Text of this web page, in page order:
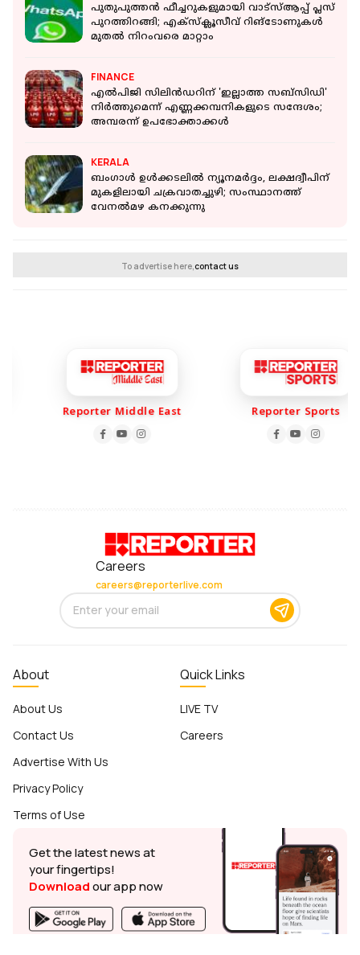
പുതുപുത്തൻ ഫീച്ചറുകളുമായി വാട്‌സ്ആപ്പ് പ്ലസ്
പുറത്തിറങ്ങി; എക്‌സ്‌ക്ലൂസീവ് റിങ്‌ടോണുകൾ
മുതൽ നിറംവരെ മാറ്റാം
FINANCE
എല്‍പിജി സിലിന്‍ഡറിന് 'ഇല്ലാത്ത സബ്‌സിഡി'
നിര്‍ത്തുമെന്ന് എണ്ണക്കമ്പനികളുടെ സന്ദേശം;
അമ്പരന്ന് ഉപഭോക്താക്കള്‍
KERALA
ബംഗാള്‍ ഉള്‍ക്കടലില്‍ ന്യൂനമര്‍ദ്ദം, ലക്ഷദ്വീപിന്
മുകളിലായി ചക്രവാതച്ചുഴി; സംസ്ഥാനത്ത്
വേനല്‍മഴ കനക്കുന്നു
To advertise here,contact us
Reporter Middle East Reporter Sports
Careers
careers@reporterlive.com
About
About Us
Contact Us
Advertise With Us
Privacy Policy
Terms of Use
Quick Links
LIVE TV
Careers
Get the latest news at
your fingertips!
Downloadour app now